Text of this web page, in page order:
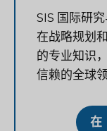
SIS 国际研
在战略规划
的专业知识
信赖的全球领
在